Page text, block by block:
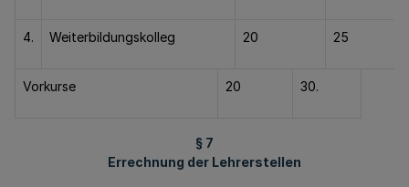
4. Weiterbildungskolleg 20 25
Vorkurse 20 30.
§ 7
Errechnung der Lehrerstellen